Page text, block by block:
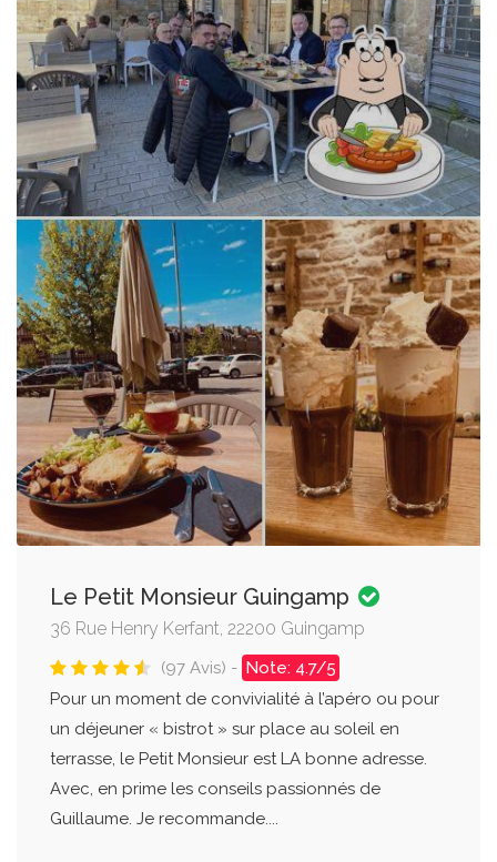
Le Petit Monsieur Guingamp
36 Rue Henry Kerfant, 22200 Guingamp
(97 Avis) - Note: 4.7/5
Pour un moment de convivialité à l’apéro ou pour
un déjeuner « bistrot » sur place au soleil en
terrasse, le Petit Monsieur est LA bonne adresse.
Avec, en prime les conseils passionnés de
Guillaume. Je recommande....